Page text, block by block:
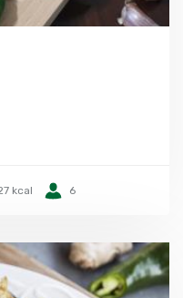
kcal 6